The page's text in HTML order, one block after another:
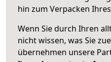
hin zum Verpacken
Wenn Sie durch Ihren
nicht wissen, was Sie
übernehmen unsere